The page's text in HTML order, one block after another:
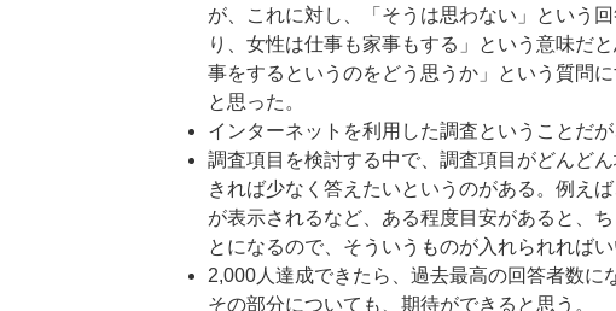
が、これに対し、「そうは思わない」という
り、女性は仕事も家事もする」という意味だ
事をするというのをどう思うか」という質問
と思った。
インターネットを利用した調査ということだ
調査項目を検討する中で、調査項目がどんど
きれば少なく答えたいというのがある。例え
が表示されるなど、ある程度目安があると、
とになるので、そういうものが入れられればい
2,000人達成できたら、過去最高の回答者数に
その部分についても、期待ができると思う。